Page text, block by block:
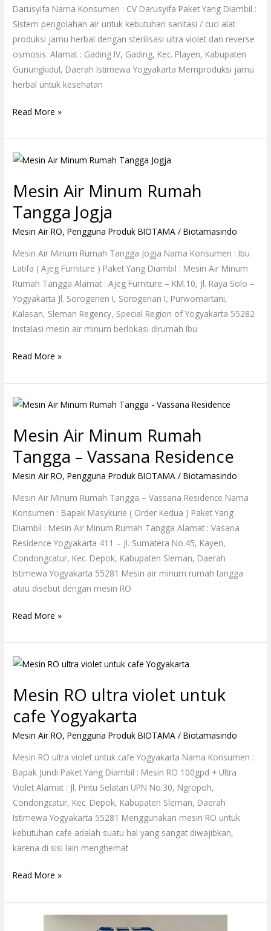
Darusyifa Nama Konsumen : CV Darusyifa Paket Yang Diambil :
Sistem pengolahan air untuk kebutuhan sanitasi / cuci alat
produksi jamu herbal dengan sterilisasi ultra violet dan reverse
osmosis. Alamat : Gading IV, Gading, Kec. Playen, Kabupaten
Gunungkidul, Daerah Istimewa Yogyakarta Memproduksi jamu
herbal untuk kesehatan
Read More »
Mesin Air Minum Rumah
Tangga Jogja
Mesin Air RO,Pengguna Produk BIOTAMA /Biotamasindo
Mesin Air Minum Rumah Tangga Jogja Nama Konsumen : Ibu
Latifa ( Ajeg Furniture ) Paket Yang Diambil : Mesin Air Minum
Rumah Tangga Alamat : Ajeg Furniture – KM.10, Jl. Raya Solo –
Yogyakarta Jl. Sorogenen I, Sorogenan I, Purwomartani,
Kalasan, Sleman Regency, Special Region of Yogyakarta 55282
Instalasi mesin air minum berlokasi dirumah Ibu
Mesin
Minum
Rumah
Tangga
Jogja
Read More »
Mesin Air Minum Rumah
Tangga – Vassana Residence
Mesin Air RO,Pengguna Produk BIOTAMA /Biotamasindo
Mesin Air Minum Rumah Tangga – Vassana Residence Nama
Konsumen : Bapak Masykurie ( Order Kedua ) Paket Yang
Diambil : Mesin Air Minum Rumah Tangga Alamat : Vasana
Residence Yogyakarta 411 – Jl. Sumatera No.45, Kayen,
Condongcatur, Kec. Depok, Kabupaten Sleman, Daerah
Istimewa Yogyakarta 55281 Mesin air minum rumah tangga
atau disebut dengan mesin RO
Mesin
Minum
Rumah
Tangga
–
Vassana
Residence
Read More »
Mesin RO ultra violet untuk
cafe Yogyakarta
Mesin Air RO,Pengguna Produk BIOTAMA /Biotamasindo
Mesin RO ultra violet untuk cafe Yogyakarta Nama Konsumen :
Bapak Jundi Paket Yang Diambil : Mesin RO 100gpd + Ultra
Violet Alamat : Jl. Pintu Selatan UPN No.30, Ngropoh,
Condongcatur, Kec. Depok, Kabupaten Sleman, Daerah
Istimewa Yogyakarta 55281 Menggunakan mesin RO untuk
kebutuhan cafe adalah suatu hal yang sangat diwajibkan,
karena di sisi lain menghemat
Mesin
ultra
violet
untuk
cafe
Yogyakarta
Read More »